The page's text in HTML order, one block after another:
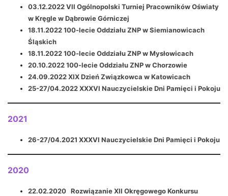
03.12.2022 VII Ogólnopolski Turniej Pracowników Oświaty
w Kręgle w Dąbrowie Górniczej
18.11.2022 100-lecie Oddziału ZNP w Siemianowicach
Śląskich
18.11.2022 100-lecie Oddziału ZNP w Mysłowicach
20.10.2022 100-lecie Oddziału ZNP w Chorzowie
24.09.2022 XIX Dzień Związkowca w Katowicach
25-27/04.2022 XXXVI Nauczycielskie Dni Pamięci i Pokoju
2021
26-27/04.2021 XXXVI Nauczycielskie Dni Pamięci i Pokoju
2020
22.02.2020 Rozwiązanie XII Okręgowego Konkursu